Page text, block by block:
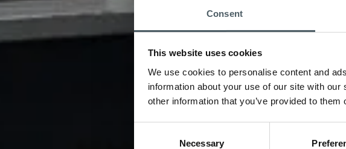
Consent
This website uses cookies
We use cookies to personalise content and
information about your use of our site with
other information that you’ve provided to
Necessary